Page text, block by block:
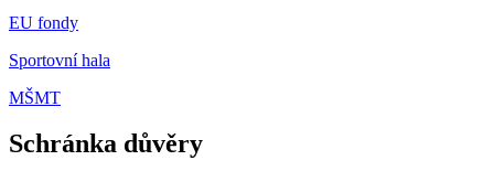
EU fondy
Sportovní hala
MŠMT
Schránka důvěry